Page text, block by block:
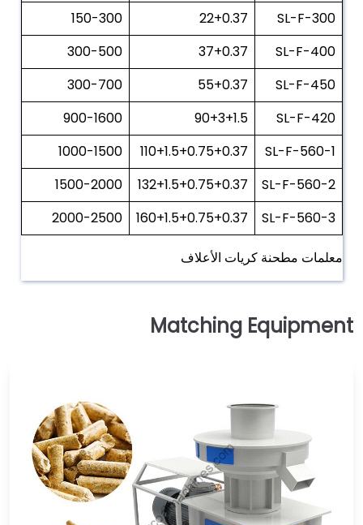
SL-F-300
22+0.37
150-300
SL-F-400
37+0.37
300-500
SL-F-450
55+0.37
300-700
SL-F-420
90+3+1.5
900-1600
SL-F-560-1
110+1.5+0.75+0.37
1000-1500
SL-F-560-2
132+1.5+0.75+0.37
1500-2000
SL-F-560-3
160+1.5+0.75+0.37
2000-2500
معلمات مطحنة كريات الأعلاف